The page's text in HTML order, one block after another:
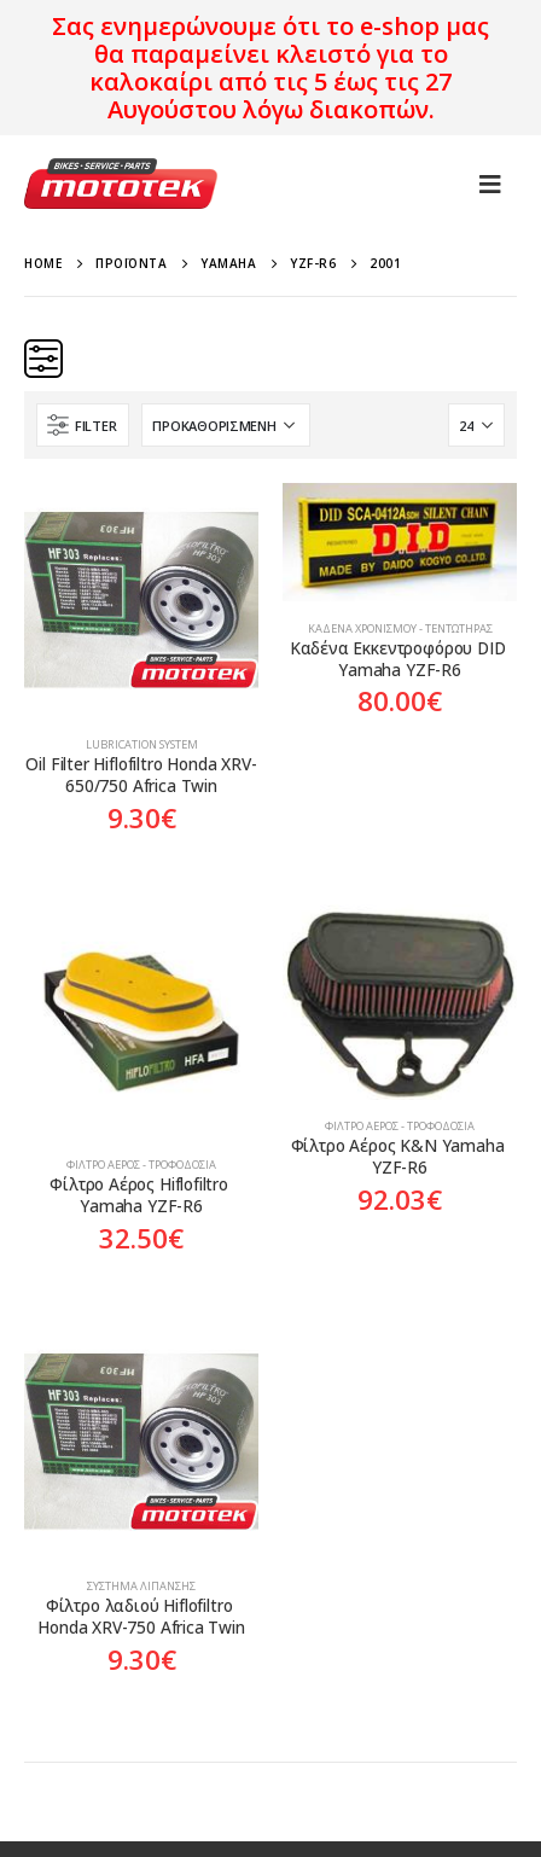
Σας ενημερώνουμε ότι το e-shop μας
θα παραμείνει κλειστό για το
καλοκαίρι από τις 5 έως τις 27
Αυγούστου λόγω διακοπών.
HOME ΠΡΟΪΌΝΤΑ YAMAHA YZF-R6 2001
Κατηγορίες
Προϊόν Προέλευση
Aftermarket Aftermarket
FILTER
LUBRICATION SYSTEM
Oil Filter Hiflofiltro Honda XRV-
650/750 Africa Twin
9.30€
ΚΑΔΈΝΑ ΧΡΟΝΙΣΜΟΎ - ΤΕΝΤΩΤΉΡΑΣ
Καδένα Εκκεντροφόρου DID
Yamaha YZF-R6
80.00€
ΦΊΛΤΡΟ ΑΈΡΟΣ - ΤΡΟΦΟΔΟΣΊΑ
Φίλτρο Αέρος Hiflofiltro
Yamaha YZF-R6
32.50€
ΦΊΛΤΡΟ ΑΈΡΟΣ - ΤΡΟΦΟΔΟΣΊΑ
Φίλτρο Αέρος K&N Yamaha
YZF-R6
92.03€
ΣΎΣΤΗΜΑ ΛΊΠΑΝΣΗΣ
Φίλτρο λαδιού Hiflofiltro
Honda XRV-750 Africa Twin
9.30€